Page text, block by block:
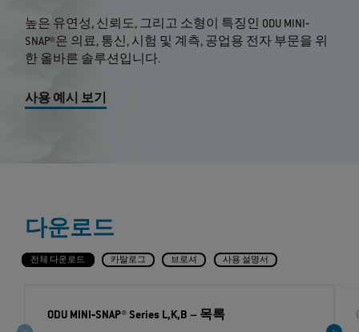
높은 유연성, 신뢰도, 그리고 소형이 특징인 ODU MINI‐
SNAP®은 의료, 통신, 시험 및 계측, 공업용 전자 부문을 위
한 올바른 솔루션입니다.
사용 예시 보기
다운로드
전체 다운로드 카탈로그 브로셔 사용 설명서
ODU MINI‐SNAP® Series L,K,B – 목록